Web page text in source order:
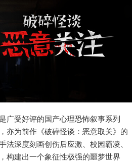
广受好评的国产心理恐怖叙事系列
亦为前作《破碎怪谈：恶意取关》的
法深度刻画创伤后应激、校园霸凌、
构建出一个象征性极强的噩梦世界